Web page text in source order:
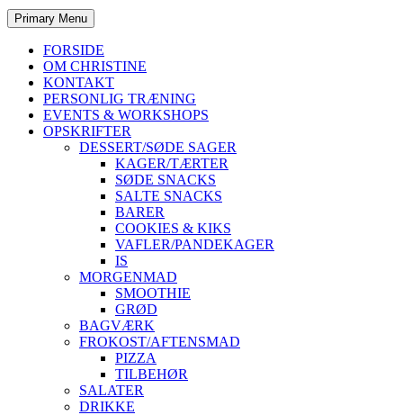
Primary Menu
FORSIDE
OM CHRISTINE
KONTAKT
PERSONLIG TRÆNING
EVENTS & WORKSHOPS
OPSKRIFTER
DESSERT/SØDE SAGER
KAGER/TÆRTER
SØDE SNACKS
SALTE SNACKS
BARER
COOKIES & KIKS
VAFLER/PANDEKAGER
IS
MORGENMAD
SMOOTHIE
GRØD
BAGVÆRK
FROKOST/AFTENSMAD
PIZZA
TILBEHØR
SALATER
DRIKKE